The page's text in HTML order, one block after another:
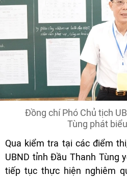
Đồng chí Phó Chủ tịch
Tùng phát
Qua kiểm tra tại các điểm
UBND tỉnh Đầu Thanh Tùng
tiếp tục thực hiện nghiêm